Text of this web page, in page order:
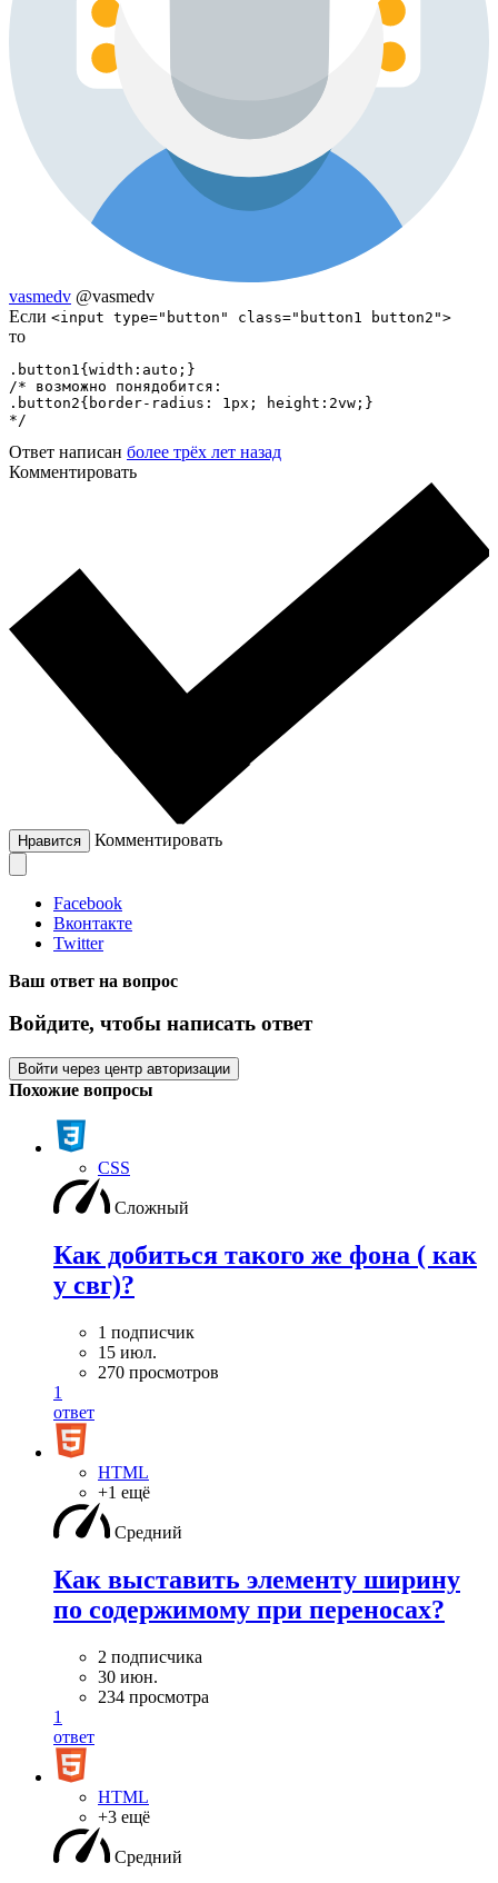
vasmedv @vasmedv
Если <input type="button" class="button1 button2">
то
.button1{width:auto;}
/* возможно понядобится:
.button2{border-radius: 1px; height:2vw;}
*/
Ответ написан более трёх лет назад
Комментировать
Нравится Комментировать
Facebook
Вконтакте
Twitter
Ваш ответ на вопрос
Войдите, чтобы написать ответ
Войти через центр авторизации
Похожие вопросы
CSS
Сложный
Как добиться такого же фона ( как
у свг)?
1 подписчик
15 июл.
270 просмотров
1
ответ
HTML
+1 ещё
Средний
Как выставить элементу ширину
по содержимому при переносах?
2 подписчика
30 июн.
234 просмотра
1
ответ
HTML
+3 ещё
Средний